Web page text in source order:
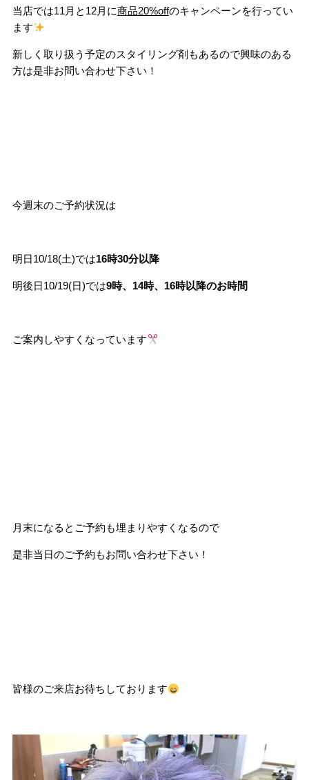
当店では11月と12月に商品20%offのキャンペーンを行ってい
ます
新しく取り扱う予定のスタイリング剤もあるので興味のある
方は是非お問い合わせ下さい！
今週末のご予約状況は
明日10/18(土)では16時30分以降
明後日10/19(日)では9時、14時、16時以降のお時間
ご案内しやすくなっています
月末になるとご予約も埋まりやすくなるので
是非当日のご予約もお問い合わせ下さい！
皆様のご来店お待ちしております